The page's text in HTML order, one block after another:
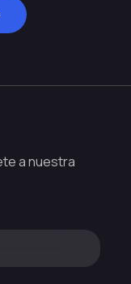
a nuestra